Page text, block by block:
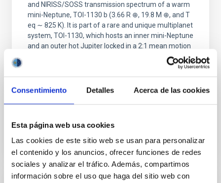
Consentimiento Detalles Acerca de las cookies
Esta página web usa cookies
Las cookies de este sitio web se usan para personalizar
el contenido y los anuncios, ofrecer funciones de redes
sociales y analizar el tráfico. Además, compartimos
información sobre el uso que haga del sitio web con
and NIRISS/SOSS transmission spectrum of a warm
mini-Neptune, TOI-1130 b (3.66 R ⊕, 19.8 M ⊕, and T
eq ∼ 825 K). It is part of a rare and unique multiplanet
system, TOI-1130, which hosts an inner mini-Neptune
and an outer hot Jupiter locked in a 2:1 mean motion
resonance. From the transmission spectrum of
Barat, Saugata et al.
Fecha de publicación: 5 2026
BIBCODE 2026APJ..1002L..32B